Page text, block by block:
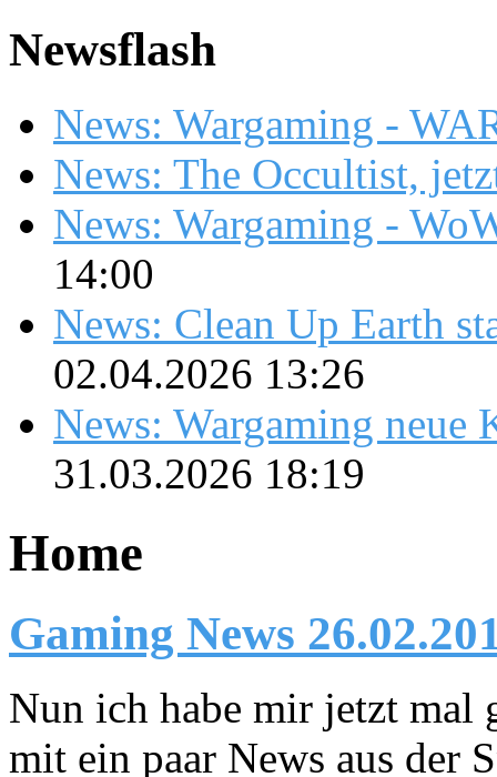
Newsflash
News: Wargaming -
News: The Occultist,
News: Wargaming -
14:00
News: Clean Up Earth
02.04.2026 13:26
News: Wargaming neue
31.03.2026 18:19
Home
Gaming News
Nun ich habe mir jetzt mal
mit ein paar News aus der